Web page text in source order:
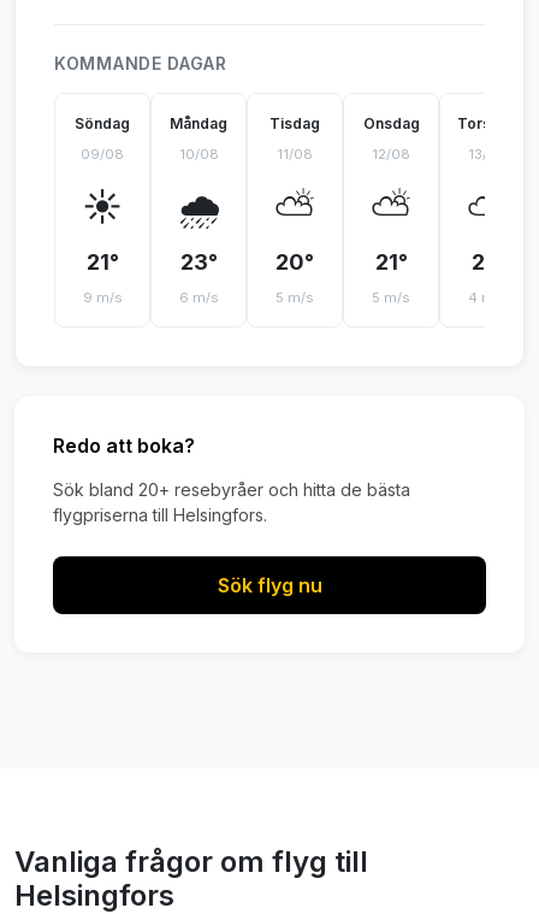
KOMMANDE DAGAR
Söndag
09/08
☀️
21°
9 m/s
Måndag
10/08
🌧️
23°
6 m/s
Tisdag
11/08
⛅
20°
5 m/s
Onsdag
12/08
⛅
21°
5 m/s
Torsdag
13/08
⛅
21°
4 m/s
Redo att boka?
Sök bland 20+ resebyråer och hitta de bästa
flygpriserna till Helsingfors.
Sök flyg nu
Vanliga frågor om flyg till
Helsingfors